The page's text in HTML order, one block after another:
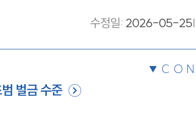
수정일: 2026-05-25|
벌금 수준